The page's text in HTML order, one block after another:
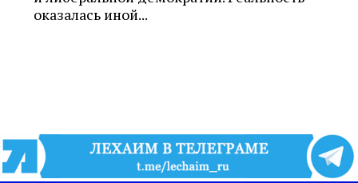
оказалась иной...